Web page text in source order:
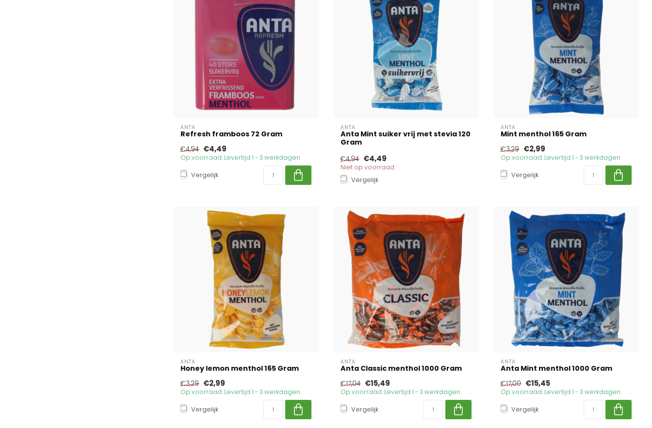
ANTA
Refresh framboos 72 Gram
€4,94 €4,49
Op voorraad. Levertijd 1 - 3 werkdagen
Vergelijk
ANTA
Anta Mint suiker vrij met stevia 120
Gram
€4,94 €4,49
Niet op voorraad
Vergelijk
ANTA
Mint menthol 165 Gram
€3,29 €2,99
Op voorraad. Levertijd 1 - 3 werkdagen
Vergelijk
ANTA
Honey lemon menthol 165 Gram
€3,29 €2,99
Op voorraad. Levertijd 1 - 3 werkdagen
Vergelijk
ANTA
Anta Classic menthol 1000 Gram
€17,04 €15,49
Op voorraad. Levertijd 1 - 3 werkdagen
Vergelijk
ANTA
Anta Mint menthol 1000 Gram
€17,00 €15,45
Op voorraad. Levertijd 1 - 3 werkdagen
Vergelijk